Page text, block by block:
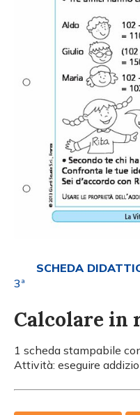
SCHEDA
3ª
Calcolare in
1 scheda stampabile
Attività: eseguire